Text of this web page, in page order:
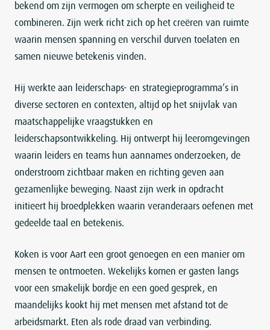
bekend om zijn vermogen om scherpte en veiligheid te
combineren. Zijn werk richt zich op het creëren van ruimte
waarin mensen spanning en verschil durven toelaten en
samen nieuwe betekenis vinden.
Hij werkte aan leiderschaps- en strategieprogramma’s in
diverse sectoren en contexten, altijd op het snijvlak van
maatschappelijke vraagstukken en
leiderschapsontwikkeling. Hij ontwerpt hij leeromgevingen
waarin leiders en teams hun aannames onderzoeken, de
onderstroom zichtbaar maken en richting geven aan
gezamenlijke beweging. Naast zijn werk in opdracht
initieert hij broedplekken waarin veranderaars oefenen met
gedeelde taal en betekenis.
Koken is voor Aart een groot genoegen en een manier om
mensen te ontmoeten. Wekelijks komen er gasten langs
voor een smakelijk bordje en een goed gesprek, en
maandelijks kookt hij met mensen met afstand tot de
arbeidsmarkt. Eten als rode draad van verbinding.